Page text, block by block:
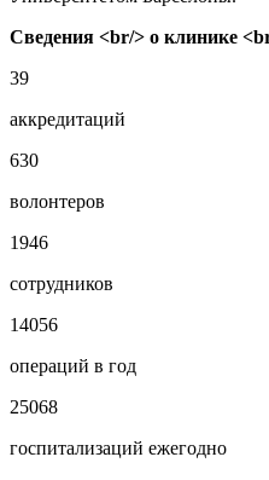
Сведения <br/> о клинике
39
аккредитаций
630
волонтеров
1946
сотрудников
14056
операций в год
25068
госпитализаций ежегодно